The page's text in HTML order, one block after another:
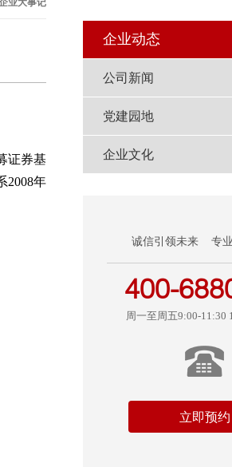
业大事记
证券基
2008年
企业动态
公司新闻
党建园地
企业文化
诚信引领未来 专
400-
周一至周五9:00-11:30
立即预约